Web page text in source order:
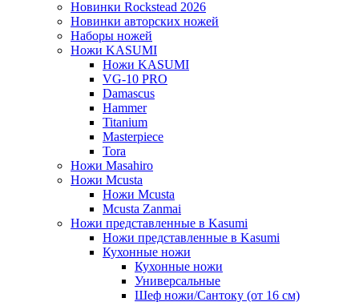
Новинки Rockstead 2026
Новинки авторских ножей
Наборы ножей
Ножи KASUMI
Ножи KASUMI
VG-10 PRO
Damascus
Hammer
Titanium
Masterpiece
Tora
Ножи Masahiro
Ножи Mcusta
Ножи Mcusta
Mcusta Zanmai
Ножи представленные в Kasumi
Ножи представленные в Kasumi
Кухонные ножи
Кухонные ножи
Универсальные
Шеф ножи/Сантоку (от 16 см)